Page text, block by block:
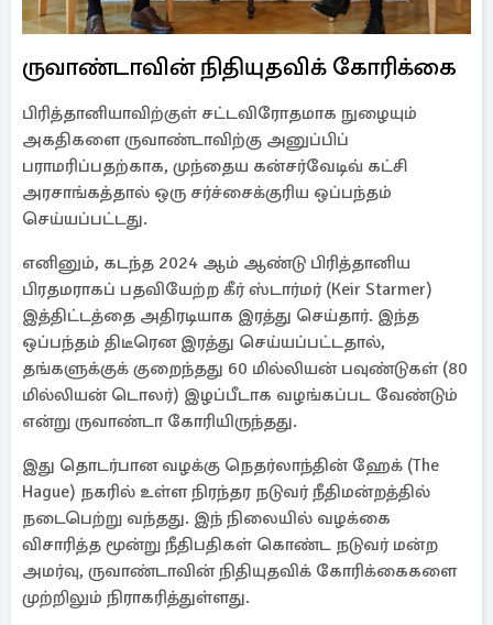
ருவாண்டாவின் நிதியுதவிக் கோரிக்கை
பிரித்தானியாவிற்குள் சட்டவிரோதமாக நுழையும்
அகதிகளை ருவாண்டாவிற்கு அனுப்பிப்
பராமரிப்பதற்காக, முந்தைய கன்சர்வேடிவ் கட்சி
அரசாங்கத்தால் ஒரு சர்ச்சைக்குரிய ஒப்பந்தம்
செய்யப்பட்டது.
எனினும், கடந்த 2024 ஆம் ஆண்டு பிரித்தானிய
பிரதமராகப் பதவியேற்ற கீர் ஸ்டார்மர் (Keir Starmer)
இத்திட்டத்தை அதிரடியாக இரத்து செய்தார். இந்த
ஒப்பந்தம் திடீரென இரத்து செய்யப்பட்டதால்,
தங்களுக்குக் குறைந்தது 60 மில்லியன் பவுண்டுகள் (80
மில்லியன் டொலர்) இழப்பீடாக வழங்கப்பட வேண்டும்
என்று ருவாண்டா கோரியிருந்தது.
இது தொடர்பான வழக்கு நெதர்லாந்தின் ஹேக் (The
Hague) நகரில் உள்ள நிரந்தர நடுவர் நீதிமன்றத்தில்
நடைபெற்று வந்தது. இந் நிலையில் வழக்கை
விசாரித்த மூன்று நீதிபதிகள் கொண்ட நடுவர் மன்ற
அமர்வு, ருவாண்டாவின் நிதியுதவிக் கோரிக்கைகளை
முற்றிலும் நிராகரித்துள்ளது.